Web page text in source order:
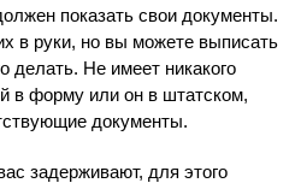
показать свои документы.
в руки, но вы можете выписать
делать. Не имеет никакого
в форму или он в штатском,
документы.
задерживают, для этого